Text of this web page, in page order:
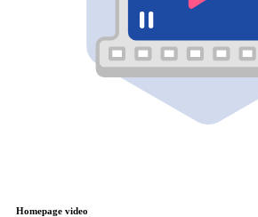
Homepage video